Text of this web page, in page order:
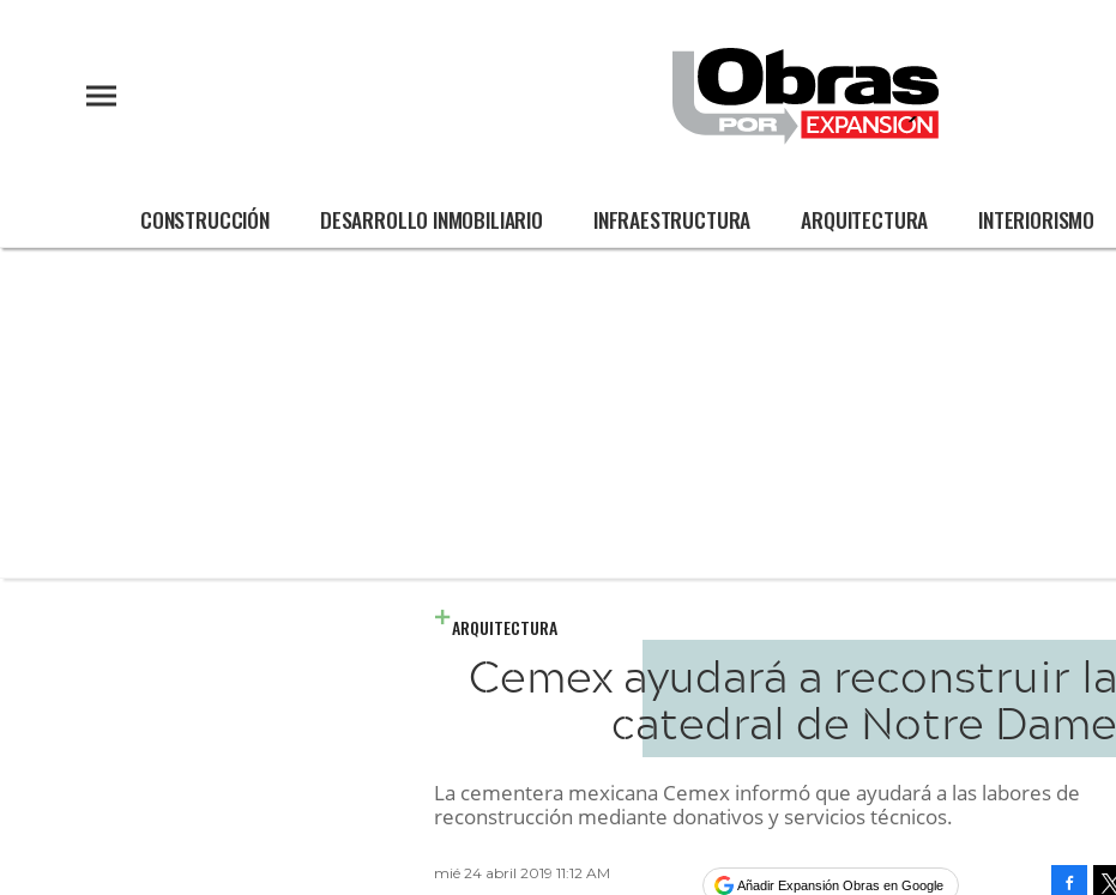
CONSTRUCCIÓN DESARROLLO INMOBILIARIO INFRAESTRUCTURA ARQUITECTURA INTERIORISMO
ARQUITECTURA
Cemex ayudará a reconstruir la
catedral de Notre Dame
La cementera mexicana Cemex informó que ayudará a las labores de
reconstrucción mediante donativos y servicios técnicos.
mié 24 abril 2019 11:12 AM
Añadir Expansión Obras en Google